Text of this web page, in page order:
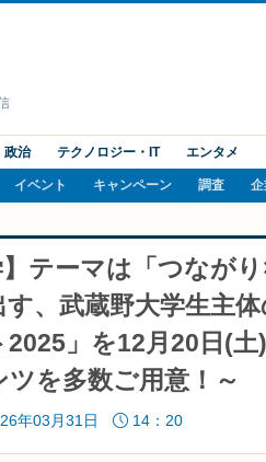
政治 テクノロジー・IT エンタメ
イベント キャンペーン 調査
】テーマは「つなが
、武蔵野大学生主
2025」を12月20日(
を多数ご用意！～
年03月31日 14：20